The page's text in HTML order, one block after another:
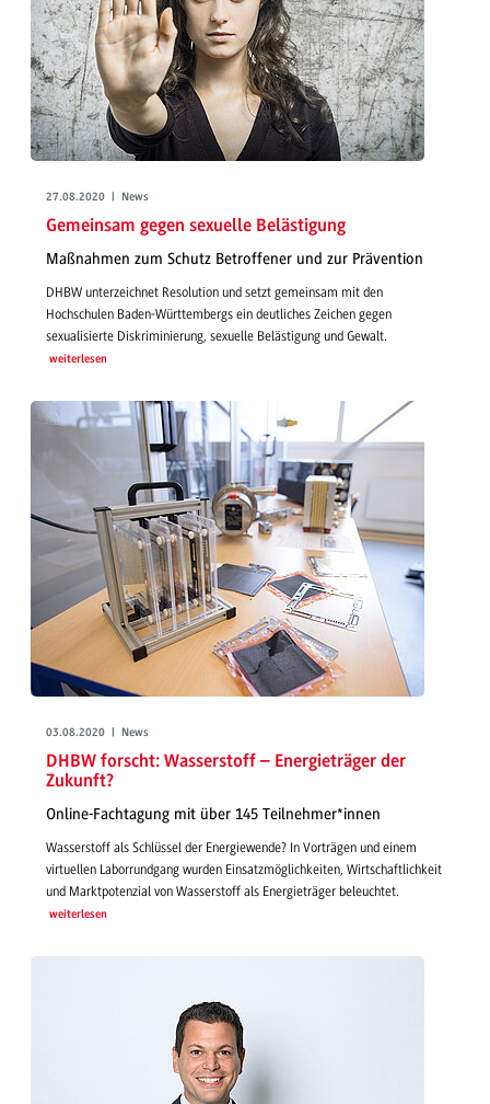
27.08.2020 | News
Gemeinsam gegen sexuelle Belästigung
Maßnahmen zum Schutz Betroffener und zur Prävention
DHBW unterzeichnet Resolution und setzt gemeinsam mit den
Hochschulen Baden-Württembergs ein deutliches Zeichen gegen
sexualisierte Diskriminierung, sexuelle Belästigung und Gewalt.
weiterlesen
03.08.2020 | News
DHBW forscht: Wasserstoff – Energieträger der
Zukunft?
Online-Fachtagung mit über 145 Teilnehmer*innen
Wasserstoff als Schlüssel der Energiewende? In Vorträgen und einem
virtuellen Laborrundgang wurden Einsatzmöglichkeiten, Wirtschaftlichkeit
und Marktpotenzial von Wasserstoff als Energieträger beleuchtet.
weiterlesen